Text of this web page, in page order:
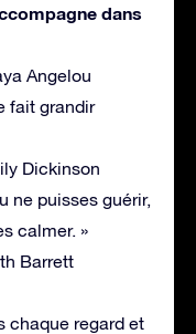
dans
Angelou
fait grandir
Dickinson
ne puisses guérir,
calmer. »
Barrett
chaque regard et